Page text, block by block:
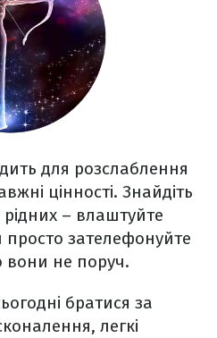
для розслаблення
цінності. Знайдіть
– влаштуйте
просто зателефонуйте
не поруч.
братися за
легкі